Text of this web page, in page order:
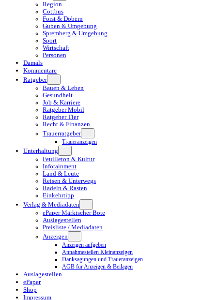
Region
Cottbus
Forst & Döbern
Guben & Umgebung
Spremberg & Umgebung
Sport
Wirtschaft
Personen
Damals
Kommentare
Ratgeber
Bauen & Leben
Gesundheit
Job & Karriere
Ratgeber Mobil
Ratgeber Tier
Recht & Finanzen
Trauerratgeber
Traueranzeigen
Unterhaltung
Feuilleton & Kultur
Infotainment
Land & Leute
Reisen & Unterwegs
Radeln & Rasten
Einkehrtipp
Verlag & Mediadaten
ePaper Märkischer Bote
Auslagestellen
Preisliste / Mediadaten
Anzeigen
Anzeigen aufgeben
Annahmestellen Kleinanzeigen
Danksagungen und Traueranzeigen
AGB für Anzeigen & Beilagen
Auslagestellen
ePaper
Shop
Impressum